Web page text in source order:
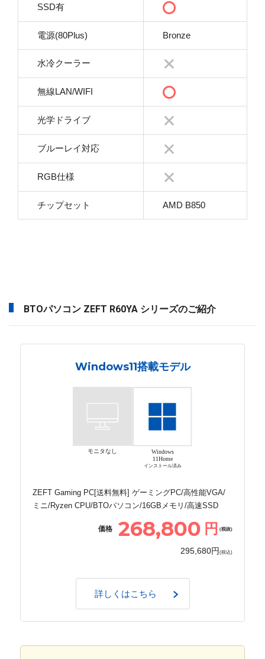
SSD有
電源(80Plus) Bronze
水冷クーラー
無線LAN/WIFI
光学ドライブ
ブルーレイ対応
RGB仕様
チップセット AMD B850
BTOパソコン ZEFT R60YA シリーズのご紹介
Windows11搭載モデル
モニタなし
Windows
11Home
インストール済み
ZEFT Gaming PC[送料無料] ゲーミングPC/高性能VGA/
ミニ/Ryzen CPU/BTOパソコン/16GBメモリ/高速SSD
価格 268,800 円 (税抜)
295,680円 (税込)
詳しくはこちら